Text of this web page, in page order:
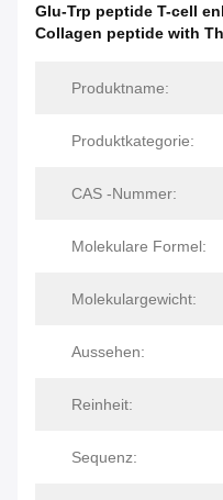
Glu-Trp peptide T-cell
Collagen peptide with
Produktname:
Produktkategorie:
CAS -Nummer:
Molekulare Formel:
Molekulargewicht:
Aussehen:
Reinheit:
Sequenz: